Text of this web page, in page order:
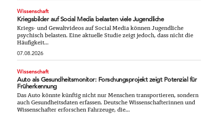
Wissenschaft
Kriegsbilder auf Social Media belasten viele Jugendliche
Kriegs- und Gewaltvideos auf Social Media können Jugendliche
psychisch belasten. Eine aktuelle Studie zeigt jedoch, dass nicht die
Häufigkeit...
07.08.2026
Wissenschaft
Auto als Gesundheitsmonitor: Forschungsprojekt zeigt Potenzial für
Früherkennung
Das Auto könnte künftig nicht nur Menschen transportieren, sondern
auch Gesundheitsdaten erfassen. Deutsche Wissenschafterinnen und
Wissenschafter erforschen Fahrzeuge, die...